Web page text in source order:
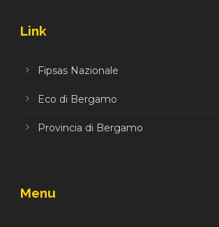
Link
Fipsas Nazionale
Eco di Bergamo
Provincia di Bergamo
Menu